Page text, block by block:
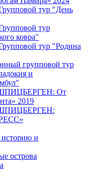
тур "День
тур
ковра"
тур "Родина
групповой тур
и
От
2019
историю и
острова